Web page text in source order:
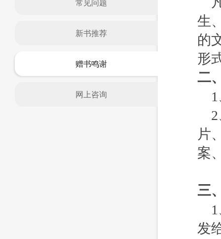
常见问题
新书推荐
赠书鸣谢
网上咨询
生
的
形
二
片
案
三
发